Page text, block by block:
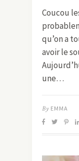
Coucou
qu’on a
avoir le
une…
By EMMA